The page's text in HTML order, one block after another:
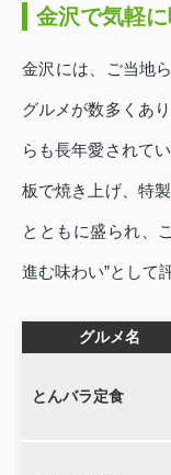
金沢で気軽
金沢には、ご当地
グルメが数多くあ
らも長年愛されて
板で焼き上げ、特
とともに盛られ、
進む味わい”として
グルメ名
とんバラ定食